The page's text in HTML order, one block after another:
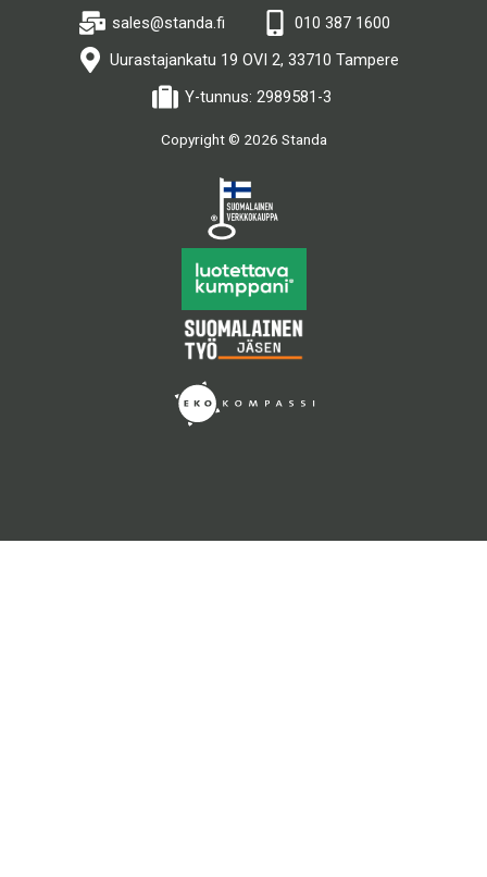
sales@standa.fi
010 387 1600
Uurastajankatu 19 OVI 2, 33710 Tampere
Y-tunnus: 2989581-3
Copyright © 2026 Standa